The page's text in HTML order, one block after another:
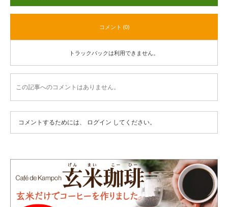
コメント (0)
トラックバックは利用できません。
この記事へのコメントはありません。
コメントするためには、 ログイン してください。